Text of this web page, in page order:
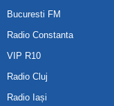
Bucuresti FM
Radio Constanta
VIP R10
Radio Cluj
Radio Iași